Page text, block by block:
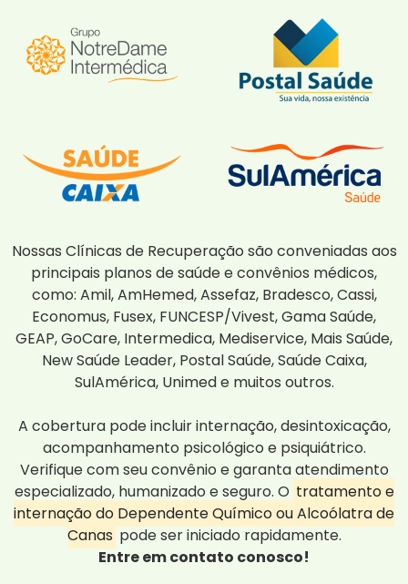
Nossas Clínicas de Recuperação são conveniadas aos
principais planos de saúde e convênios médicos,
como: Amil, AmHemed, Assefaz, Bradesco, Cassi,
Economus, Fusex, FUNCESP/Vivest, Gama Saúde,
GEAP, GoCare, Intermedica, Mediservice, Mais Saúde,
New Saúde Leader, Postal Saúde, Saúde Caixa,
SulAmérica, Unimed e muitos outros.
A cobertura pode incluir internação, desintoxicação,
acompanhamento psicológico e psiquiátrico.
Verifique com seu convênio e garanta atendimento
especializado, humanizado e seguro. O tratamento e
internação do Dependente Químico ou Alcoólatra de
Canas pode ser iniciado rapidamente.
Entre em contato conosco!